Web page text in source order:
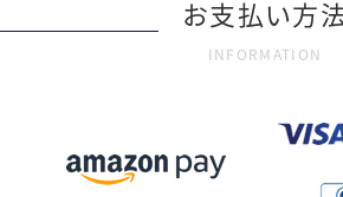
お支払い方
INFORMATION